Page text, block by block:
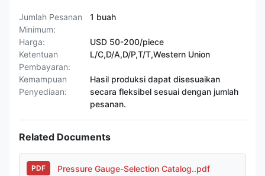
Jumlah Pesanan
Minimum:
1 buah
Harga:
USD 50-200/piece
Ketentuan
Pembayaran:
L/C,D/A,D/P,T/T,Western Union
Kemampuan
Penyediaan:
Hasil produksi dapat disesuaikan
secara fleksibel sesuai dengan jumlah
pesanan.
Related Documents
PDF Pressure Gauge-Selection Catalog..pdf